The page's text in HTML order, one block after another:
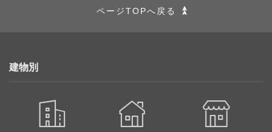
ページTOPへ戻る
建物別